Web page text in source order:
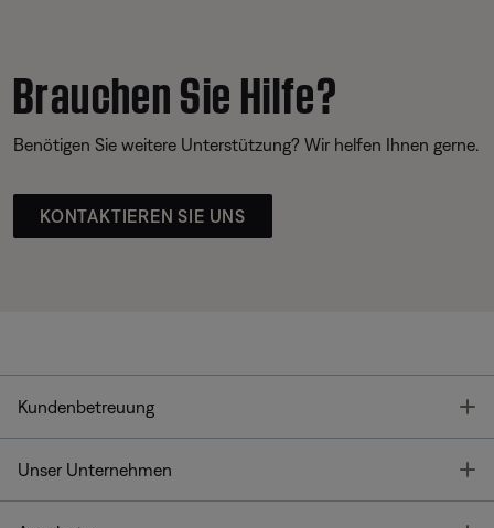
Brauchen Sie Hilfe?
Benötigen Sie weitere Unterstützung? Wir helfen Ihnen gerne.
KONTAKTIEREN SIE UNS
Kundenbetreuung
Unser Unternehmen